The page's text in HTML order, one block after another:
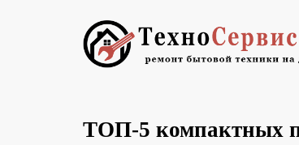
ТОП-5 компактных